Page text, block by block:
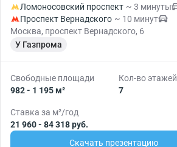
Ломоносовский проспект ~ 3 минуты
Проспект Вернадского ~ 10 минут
Москва, проспект Вернадского, 6
У Газпрома
Свободные площади
982 - 1 195 м²
Кол-во этажей
7
Ставка за м²/год
21 960 - 84 318 руб.
Скачать презентацию